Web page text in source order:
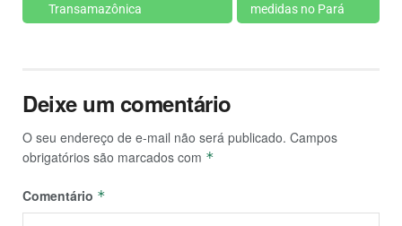
Transamazônica
medidas no Pará
Deixe um comentário
O seu endereço de e-mail não será publicado. Campos
obrigatórios são marcados com *
Comentário *